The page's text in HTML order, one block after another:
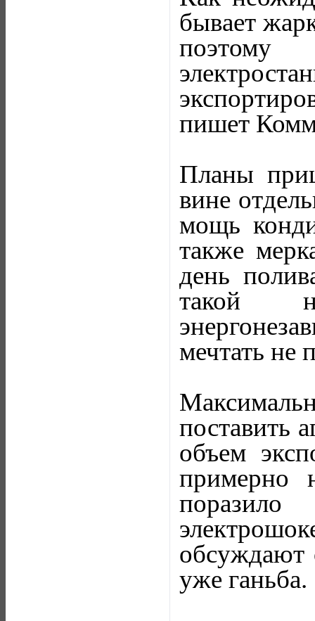
бывает
поэтому
пишет
Планы
вине
мощь
также
день
такой
мечтать не
поставить
объем
примерно
обсуждают
уже ганьба.